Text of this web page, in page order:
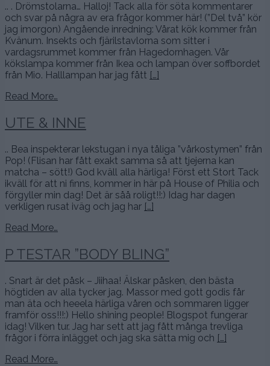
.. . Drömstolarna… Halloj! Tack alla för söta kommentarer
och svar på några av era frågor kommer här! (”Del två” kör
jag imorgon) Angående inredning: Vårat kök kommer från
Kvänum. Insekts och fjärilstavlorna som sitter i
vardagsrummet kommer från Hagedornhagen. Vår
kökslampa kommer från Ikea och lampan över soffbordet
från Mio. Halllampan har jag fått […]
Read More…
UTE & INNE
.. Bea inspekterar lekstugan i nya tåliga ”vårkostymen” från
Pop! (Flisan har fått exakt samma så att tjejerna kan
matcha – sött!) God kväll alla härliga! Först ett Stort Tack
ikväll för att ni finns, kommer in här på House of Philia och
förgyller min dag! Det är såå roligt!!:) Idag har dagen
verkligen rusat iväg och jag har […]
Read More…
P TESTAR ”BODY BLING”
. Snart är det påsk – Jiihaa! Älskar påsken, den bästa
högtiden av alla tycker jag. Massor med gott godis får
man äta och heeela härliga våren och sommaren ligger
framför oss!!!:) Hello shining people! Blogspot fungerar
idag! Vilken tur. Jag har sett att jag fått många trevliga
frågor i förra inlägget och jag ska sätta mig och […]
Read More…